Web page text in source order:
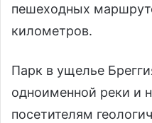
пешеходных
километров.
Парк в ущелье
одноименной реки и
посетителям